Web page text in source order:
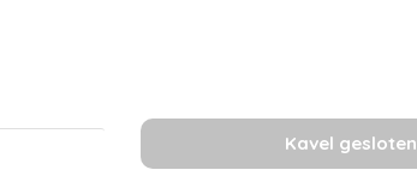
Kavel gesloten